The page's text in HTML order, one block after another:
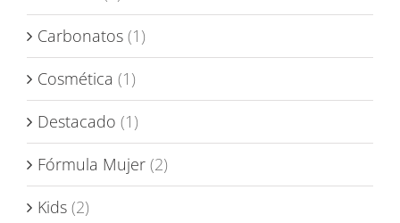
Carbonatos (1)
Cosmética (1)
Destacado (1)
Fórmula Mujer (2)
Kids (2)